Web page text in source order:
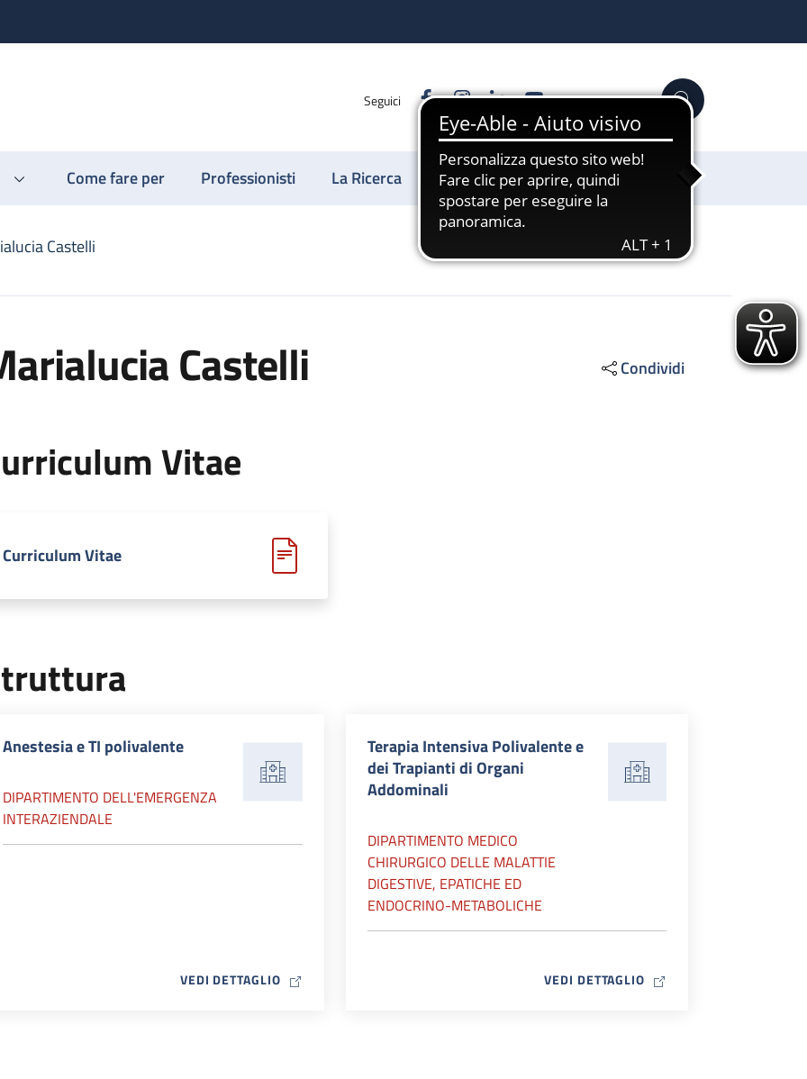
Seguici FacebookInstagram
LinkedinYouTube Cerca
Come fare per Professionisti La Ricerca Sostienici
Castelli
Castelli Condividi
Vitae
Curriculum Vitae
Anestesia e TI polivalente
DIPARTIMENTO DELL'EMERGENZA
INTERAZIENDALE
VEDI DETTAGLIOMAP ICON
Terapia Intensiva Polivalente e
dei Trapianti di Organi
Addominali
DIPARTIMENTO MEDICO
CHIRURGICO DELLE MALATTIE
DIGESTIVE, EPATICHE ED
ENDOCRINO-METABOLICHE
VEDI DETTAGLIO MAP ICON